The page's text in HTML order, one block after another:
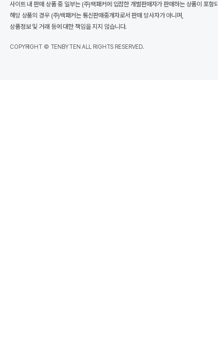
사이트 내 판매 상품 중 일부는 (주)백패커에 입점한 개별판매자가 판매하는 상품이 포함
해당 상품의 경우 (주)백패커는 통신판매중개자로서 판매 당사자가 아니며,
상품정보 및 거래 등에 대한 책임을 지지 않습니다.
COPYRIGHT © TENBYTEN ALL RIGHTS RESERVED.